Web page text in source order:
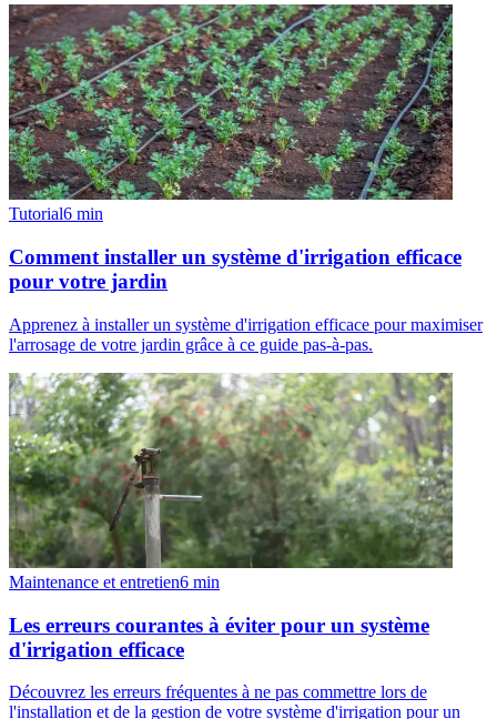
Tutorial6 min
Comment installer un système d'irrigation efficace
pour votre jardin
Apprenez à installer un système d'irrigation efficace pour maximiser
l'arrosage de votre jardin grâce à ce guide pas-à-pas.
Maintenance et entretien6 min
Les erreurs courantes à éviter pour un système
d'irrigation efficace
Découvrez les erreurs fréquentes à ne pas commettre lors de
l'installation et de la gestion de votre système d'irrigation pour un